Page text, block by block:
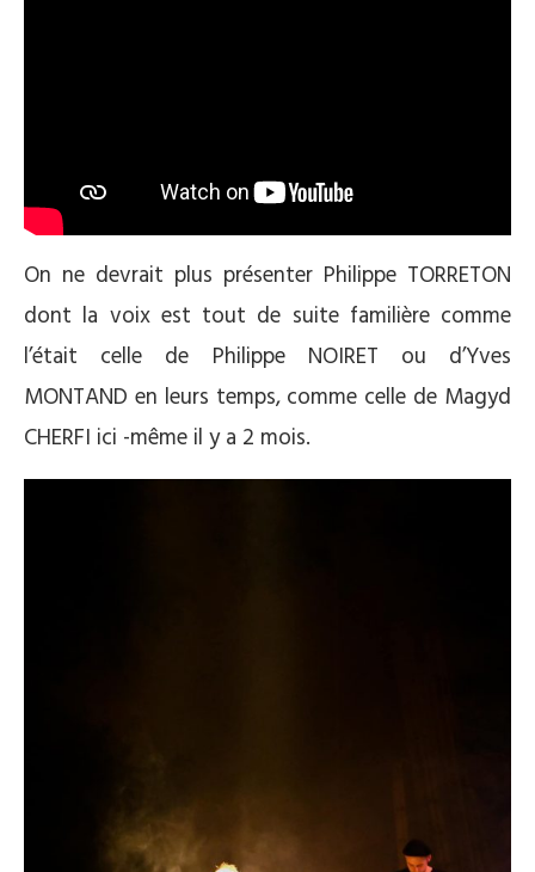
On ne devrait plus présenter Philippe TORRETON
dont la voix est tout de suite familière comme
l’était celle de Philippe NOIRET ou d’Yves
MONTAND en leurs temps, comme celle de Magyd
CHERFI ici -même il y a 2 mois.